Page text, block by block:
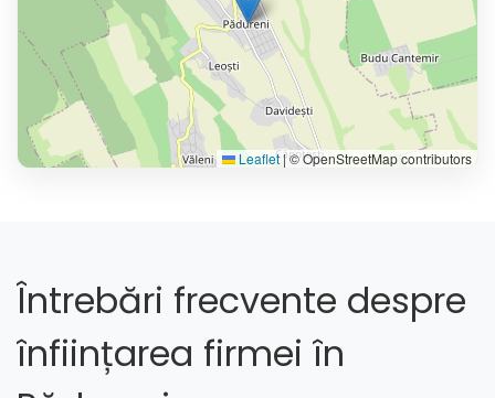
Leaflet|© OpenStreetMap contributors
Întrebări frecvente despre
înființarea firmei în